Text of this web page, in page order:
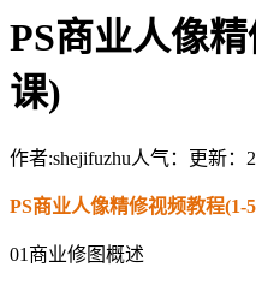
PS商业人像
课)
作者:shejifuzhu人气： 更新：
PS商业人像精修视频教程(1-
01商业修图概述